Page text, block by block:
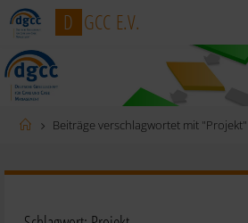
Zum
Inhalt
springen
D GCC E.V.
StartseiteBeiträge verschlagwortet mit "Projekt"